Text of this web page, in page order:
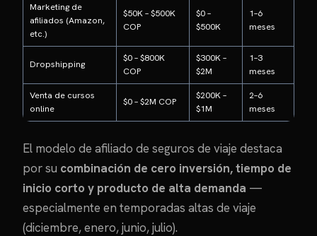
Marketing de
afiliados (Amazon,
etc.)
$50K – $500K
COP
$0 –
$500K
1–6
meses
Dropshipping
$0 – $800K
COP
$300K –
$2M
1–3
meses
Venta de cursos
online
$0 – $2M COP
$200K –
$1M
2–6
meses
El modelo de afiliado de seguros de viaje destaca
por su combinación de cero inversión, tiempo de
inicio corto y producto de alta demanda —
especialmente en temporadas altas de viaje
(diciembre, enero, junio, julio).